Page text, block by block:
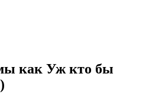
как Уж кто бы